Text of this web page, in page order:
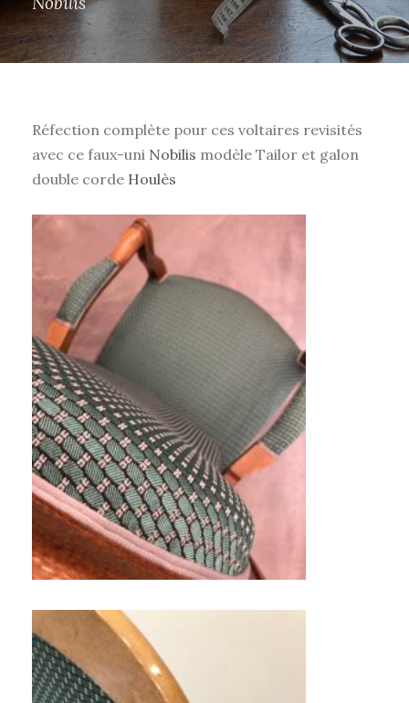
Réfection complète pour ces voltaires revisités
avec ce faux-uni Nobilis modèle Tailor et galon
double corde Houlès